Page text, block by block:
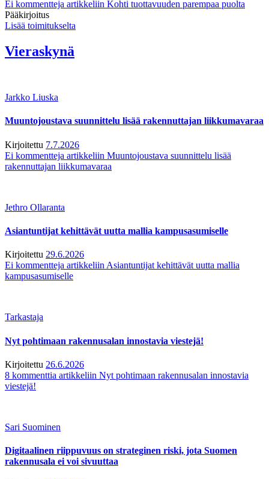
Ei kommentteja artikkeliin Kohti tuottavuuden parempaa puolta
Pääkirjoitus
Lisää toimitukselta
Vieraskynä
Jarkko Liuska
Muuntojoustava suunnittelu lisää rakennuttajan liikkumavaraa
Kirjoitettu 7.7.2026
Ei kommentteja artikkeliin Muuntojoustava suunnittelu lisää
rakennuttajan liikkumavaraa
Jethro Ollaranta
Asiantuntijat kehittävät uutta mallia kampusasumiselle
Kirjoitettu 29.6.2026
Ei kommentteja artikkeliin Asiantuntijat kehittävät uutta mallia
kampusasumiselle
Tarkastaja
Nyt pohtimaan rakennusalan innostavia viestejä!
Kirjoitettu 26.6.2026
8 kommenttia artikkeliin Nyt pohtimaan rakennusalan innostavia
viestejä!
Sari Suominen
Digitaalinen riippuvuus on strateginen riski, jota Suomen
rakennusala ei voi sivuuttaa